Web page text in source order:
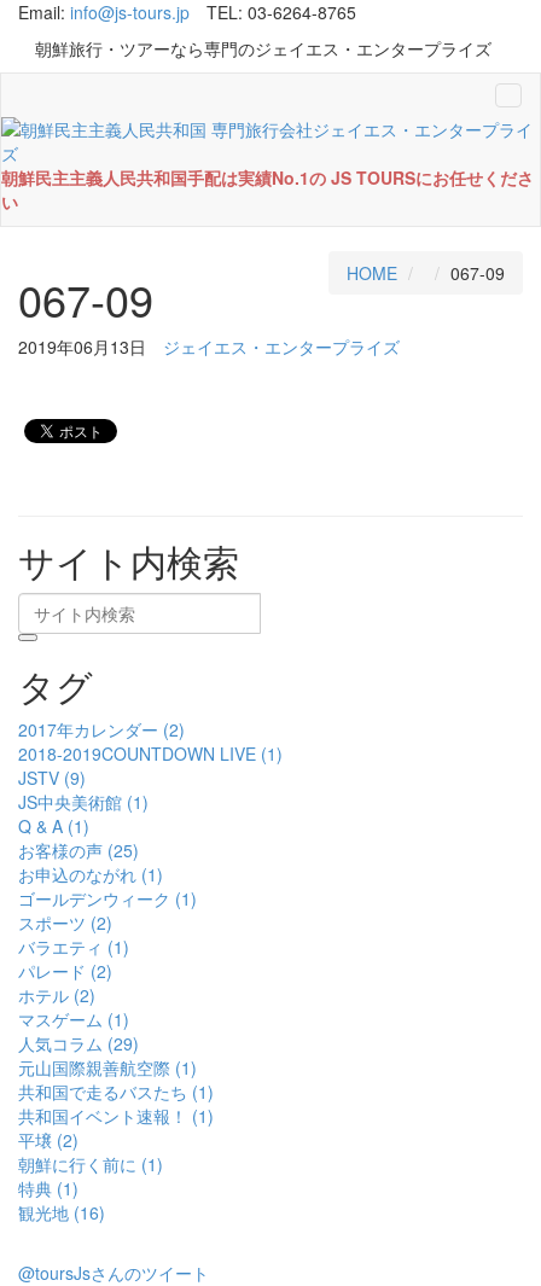
Email: info@js-tours.jp
TEL: 03-6264-8765
朝鮮旅行・ツアーなら専門のジェイエス・エンタープライズ
朝鮮民主主義人民共和国手配は実績No.1の JS TOURSにお任せくださ
い
067-09 HOME 067-09
2019年06月13日 ジェイエス・エンタープライズ
サイト内検索
タグ
2017年カレンダー (2)
2018-2019COUNTDOWN LIVE (1)
JSTV (9)
JS中央美術館 (1)
Q & A (1)
お客様の声 (25)
お申込のながれ (1)
ゴールデンウィーク (1)
スポーツ (2)
バラエティ (1)
パレード (2)
ホテル (2)
マスゲーム (1)
人気コラム (29)
元山国際親善航空際 (1)
共和国で走るバスたち (1)
共和国イベント速報！ (1)
平壌 (2)
朝鮮に行く前に (1)
特典 (1)
観光地 (16)
@toursJsさんのツイート